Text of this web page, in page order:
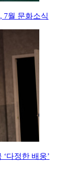
7월 문화소식
다정한 배웅’